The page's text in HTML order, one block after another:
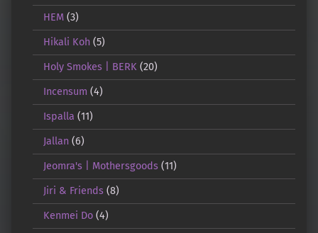
HEM(3)
Hikali Koh(5)
Holy Smokes | BERK(20)
Incensum (4)
Ispalla (11)
Jallan(6)
Jeomra's | Mothersgoods(11)
Jiri & Friends(8)
Kenmei Do(4)